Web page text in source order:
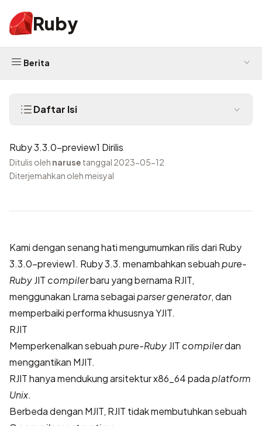
Ruby
Berita
Daftar Isi
Ruby 3.3.0-preview1 Dirilis
Ditulis oleh naruse tanggal 2023-05-12
Diterjemahkan oleh meisyal
Kami dengan senang hati mengumumkan rilis dari Ruby
3.3.0-preview1. Ruby 3.3. menambahkan sebuahpure-
RubyJIT compilerbaru yang bernama RJIT,
menggunakan Lrama sebagaiparser generator, dan
memperbaiki performa khususnya YJIT.
RJIT
Memperkenalkan sebuahpure-RubyJIT compilerdan
menggantikan MJIT.
RJIT hanya mendukung arsitektur x86_64 padaplatform
Unix.
Berbeda dengan MJIT, RJIT tidak membutuhkan sebuah